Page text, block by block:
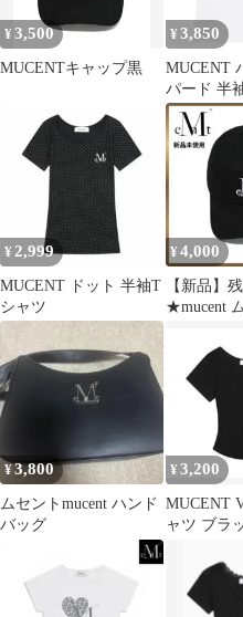
¥3,500
MUCENTキャップ黒
¥ 3,850
MUCENT
パード 半
ワイト 正
グ付き
¥ 2,999
MUCENT ドット 半袖T
シャツ
¥ 4,000
【新品】
★mucent
¥3,800
ムセントmucent ハンド
バッグ
¥ 3,200
MUCENT
ャツ ブラ